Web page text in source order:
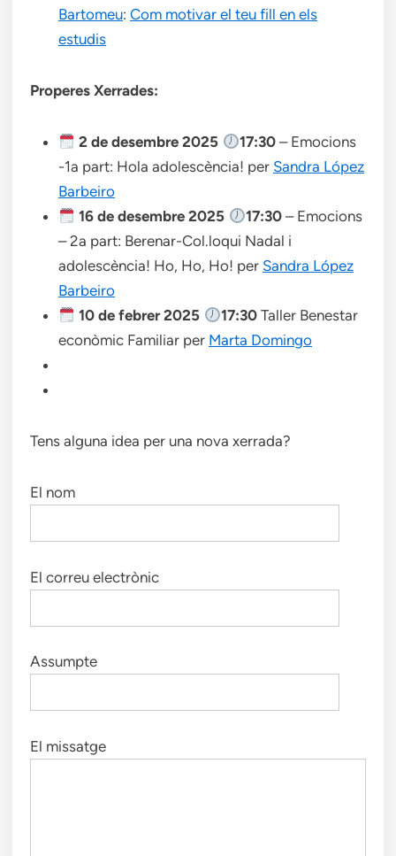
Bartomeu: Com motivar el teu fill en els
estudis
Properes Xerrades:
2 de desembre 2025 17:30– Emocions
-1a part: Hola adolescència! per Sandra López
Barbeiro
16 de desembre 2025
17:30 – Emocions
– 2a part: Berenar-Col.loqui Nadal i
adolescència! Ho, Ho, Ho! per Sandra López
Barbeiro
10 de febrer 2025 17:30Taller Benestar
econòmic Familiar per Marta Domingo
Tens alguna idea per una nova xerrada?
El nom
El correu electrònic
Assumpte
El missatge